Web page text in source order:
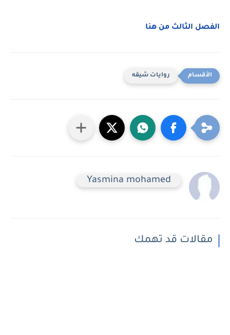
الفصل الثالث من هنا
روايات شيقه
Yasmina mohamed
مقالات قد تهمك